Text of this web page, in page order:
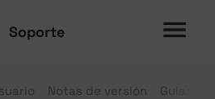
Soporte
Notas de versión Guías